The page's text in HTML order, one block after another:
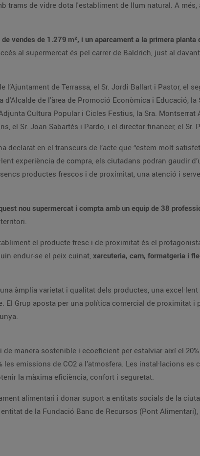
trams de vidre dota l'establiment de llum natural. A
vendes de 1.279 m², i un aparcament a la primera planta
al supermercat és pel carrer de Baldrich, just al
de Terrassa, el Sr. Jordi Ballart i Pastor, el
d'Alcalde de l'àrea de Promoció Econòmica i Educació,
Cultura Popular i Cicles Festius, la Sra.
el Sr. Joan Sabartés i Pardo, i el director financer, el Sr.
declarat en el transcurs de l’acte que “estem molt
experiència de compra, els ciutadans podran gaudir
productes frescos i de proximitat, una atenció i
nou supermercat i compta amb un equip de 38
el producte fresc i de proximitat és el
endur-se el peix cuinat,xarcuteria, carn, formatgeria i
àmplia varietat i qualitat dels productes, una
El Grup aposta per una política comercial de proximitat
manera sostenible i ecoeficient per estalviar així el
emissions de CO2 a l’atmosfera. Les instal·lacions
la màxima eficiència, confort i seguretat.
alimentari i donar suport a entitats socials de la
de la Fundació Banc de Recursos (Pont